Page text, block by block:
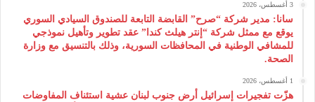
3 أغسطس، 2026
سانا: مدير شركة “صرح” القابضة التابعة للصندوق السيادي السوري
يوقع مع ممثل شركة “إنتر هيلث كندا” عقد تطوير وتأهيل نموذجي
للمشافي الوطنية في المحافظات السورية، وذلك بالتنسيق مع وزارة
الصحة.
1 أغسطس، 2026
هزّت تفجيرات إسرائيل أرض جنوب لبنان عشية استئناف المفاوضات